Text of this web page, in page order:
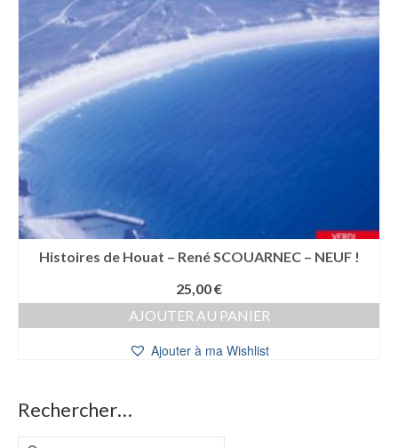
Histoires de Houat – René SCOUARNEC – NEUF !
25,00€
AJOUTER AU PANIER
Ajouter à ma Wishlist
Rechercher…